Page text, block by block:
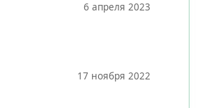
6 апреля 2023
17 ноября 2022